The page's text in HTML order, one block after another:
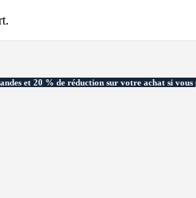
et 20 % de réduction sur votre achat si vous